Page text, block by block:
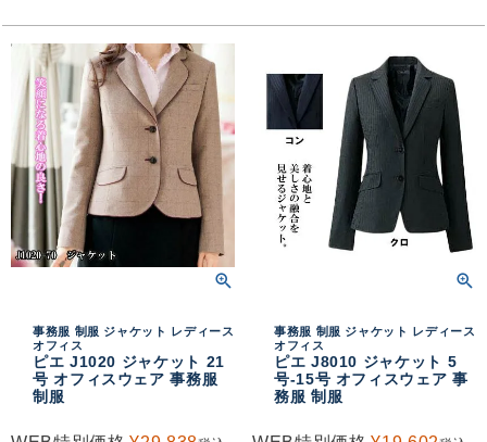
事務服 制服 ジャケット レディース
オフィス
ピエ J1020 ジャケット 21
号 オフィスウェア 事務服
制服
事務服 制服 ジャケット レディース
オフィス
ピエ J8010 ジャケット 5
号-15号 オフィスウェア 事
務服 制服